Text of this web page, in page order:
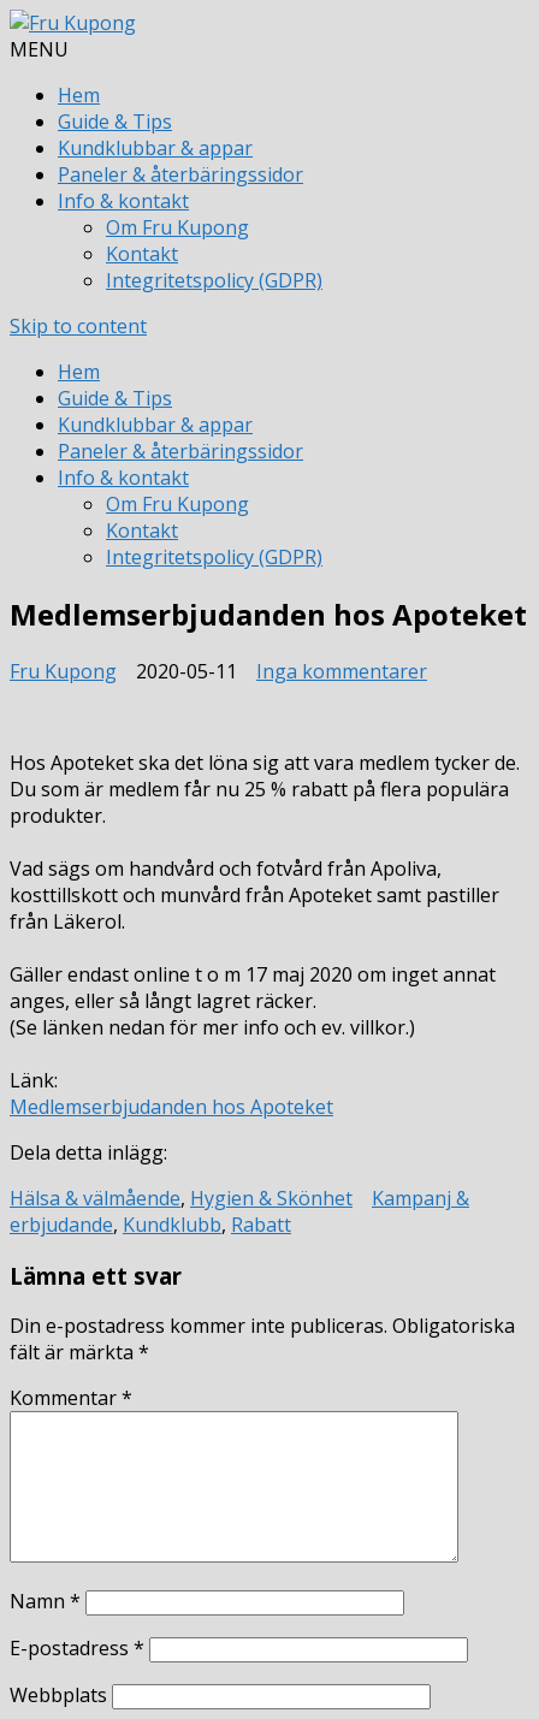
MENU
Hem
Guide & Tips
Kundklubbar & appar
Paneler & återbäringssidor
Info & kontakt
Om Fru Kupong
Kontakt
Integritetspolicy (GDPR)
Skip to content
Hem
Guide & Tips
Kundklubbar & appar
Paneler & återbäringssidor
Info & kontakt
Om Fru Kupong
Kontakt
Integritetspolicy (GDPR)
Medlemserbjudanden hos Apoteket
Fru Kupong 2020-05-11 Inga kommentarertill
Apoteket
Hos Apoteket ska det löna sig att vara medlem tycker de.
Du som är medlem får nu 25 % rabatt på flera populära
produkter.
Vad sägs om handvård och fotvård från Apoliva,
kosttillskott och munvård från Apoteket samt pastiller
från Läkerol.
Gäller endast online t o m 17 maj 2020 om inget annat
anges, eller så långt lagret räcker.
(Se länken nedan för mer info och ev. villkor.)
Länk:
Medlemserbjudanden hos Apoteket
Dela detta inlägg:
Hälsa & välmående, Hygien & Skönhet
Kampanj &
erbjudande, Kundklubb, Rabatt
Lämna ett svar
Din e-postadress kommer inte publiceras. Obligatoriska
fält är märkta *
Kommentar*
Namn *
E-postadress *
Webbplats